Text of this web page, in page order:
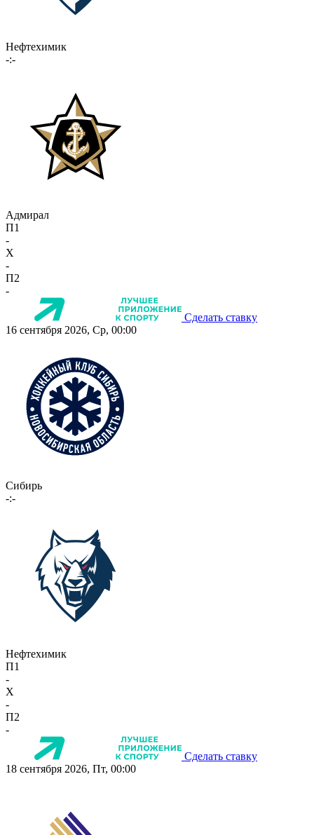
Нефтехимик
-:-
Адмирал
П1
-
X
-
П2
-
Сделать ставку
16 сентября 2026, Ср, 00:00
Сибирь
-:-
Нефтехимик
П1
-
X
-
П2
-
Сделать ставку
18 сентября 2026, Пт, 00:00